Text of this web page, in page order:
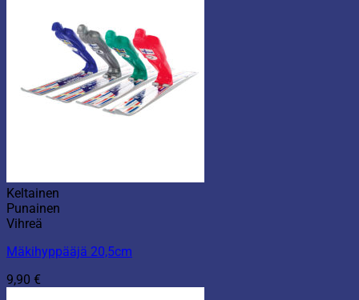
Keltainen
Punainen
Vihreä
Mäkihyppääjä 20,5cm
9,90 €